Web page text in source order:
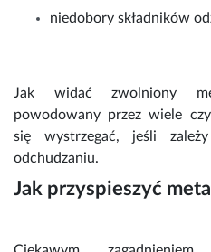
niedobory składników
Jak widać zwolniony
powodowany przez wiele
się wystrzegać, jeśli
odchudzaniu.
Jak przyspieszyć